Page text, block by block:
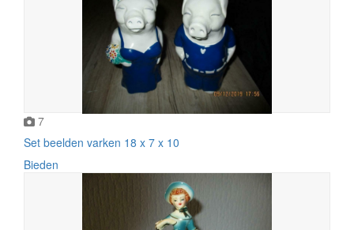
7
Set beelden varken 18 x 7 x 10
Bieden